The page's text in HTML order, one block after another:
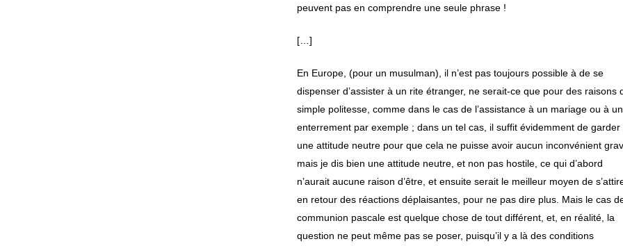
peuvent pas en comprendre une seule phrase !
[…]
En Europe, (pour un musulman), il n’est pas toujours possible à de se
dispenser d’assister à un rite étranger, ne serait-ce que pour des raisons
simple politesse, comme dans le cas de l’assistance à un mariage ou à un
enterrement par exemple ; dans un tel cas, il suffit évidemment de garder
une attitude neutre pour que cela ne puisse avoir aucun inconvénient
mais je dis bien une attitude neutre, et non pas hostile, ce qui d’abord
n’aurait aucune raison d’être, et ensuite serait le meilleur moyen de
en retour des réactions déplaisantes, pour ne pas dire plus. Mais le cas
communion pascale est quelque chose de tout différent, et, en réalité, la
question ne peut même pas se poser, puisqu’il y a là des conditions